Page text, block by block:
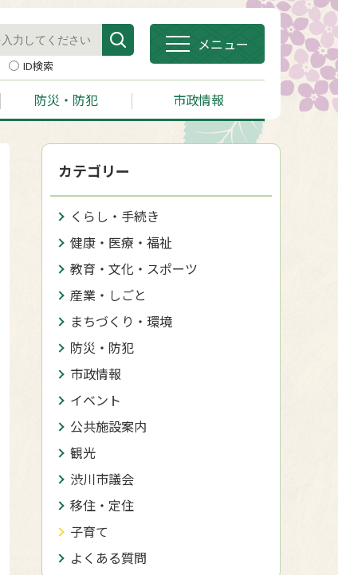
ID検索
メニュー
防災・防犯 市政情報
カテゴリー
くらし・手続き
健康・医療・福祉
教育・文化・スポーツ
産業・しごと
まちづくり・環境
防災・防犯
市政情報
イベント
公共施設案内
観光
渋川市議会
移住・定住
子育て
よくある質問